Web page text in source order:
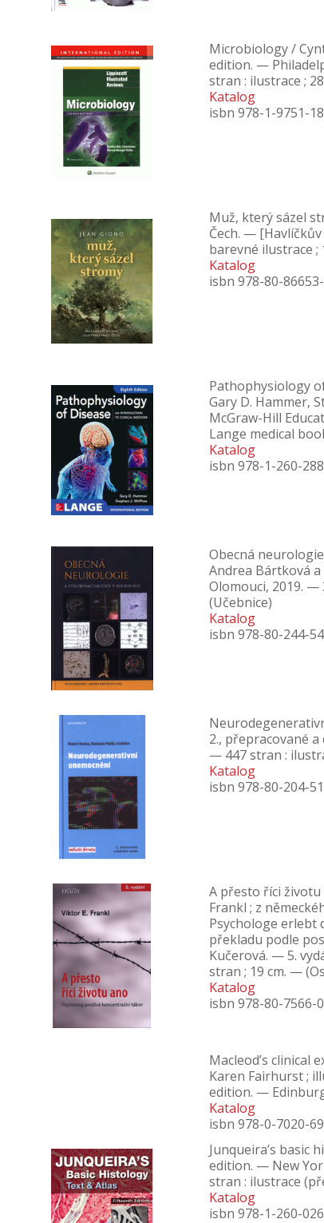
Microbiology /
edition. —
stran : ilustrace ;
Katalog
isbn 978-1-9751-
Muž, který sázel
Čech. —
barevné ilustrace ;
Katalog
isbn 978-80-
Pathophysiology
Gary D. Hammer,
McGraw-Hill
Lange medical
Katalog
isbn 978-1-260-
Obecná
Andrea Bártková
Olomouci, 2019. —
(Učebnice)
Katalog
isbn 978-80-244-
2., přepracované
— 447 stran :
Katalog
isbn 978-80-204-
A přesto říci
Frankl ; z
Psychologe erlebt
překladu podle
Kučerová. — 5.
stran ; 19 cm. —
Katalog
isbn 978-80-7566-
Macleod’s clinical
Karen Fairhurst ;
edition. —
Katalog
isbn 978-0-7020-
Junqueira’s basic
edition. — New
stran : ilustrace
Katalog
isbn 978-1-260-